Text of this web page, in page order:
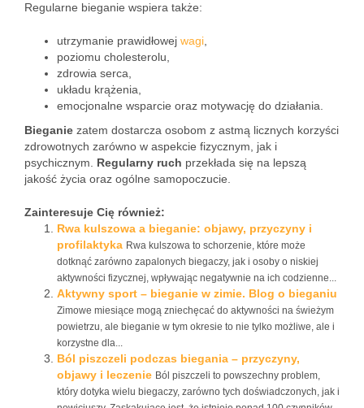
Regularne bieganie wspiera także:
utrzymanie prawidłowej wagi
poziomu cholesterolu,
zdrowia serca,
układu krążenia,
emocjonalne wsparcie oraz motywację do działania.
Bieganie zatem dostarcza osobom z astmą licznych korzyści
zdrowotnych zarówno w aspekcie fizycznym, jak i
psychicznym. Regularny ruch przekłada się na lepszą
jakość życia oraz ogólne samopoczucie.
Zainteresuje Cię również:
Rwa kulszowa a bieganie: objawy, przyczyny i
profilaktyka Rwa kulszowa to schorzenie, które może
dotknąć zarówno zapalonych biegaczy, jak i osoby o niskiej
aktywności fizycznej, wpływając negatywnie na ich codzienne...
Aktywny sport – bieganie w zimie. Blog o bieganiu
Zimowe miesiące mogą zniechęcać do aktywności na świeżym
powietrzu, ale bieganie w tym okresie to nie tylko możliwe, ale i
korzystne dla...
Ból piszczeli podczas biegania – przyczyny,
objawy i leczenie Ból piszczeli to powszechny problem,
który dotyka wielu biegaczy, zarówno tych doświadczonych, jak i